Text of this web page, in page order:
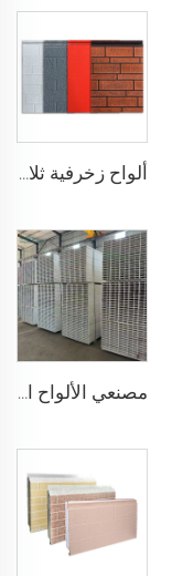
ألواح زخرفية ثلاثية الأبعاد من الرغوة البوليميرية لجدار المنزل الخارجي للمباني المركبة لإعادة تأهيل المنزل
مصنعي الألواح النظيفة آلية الألواح المجوفة من المغنيسيوم مقاومة للنار لورش العمل المعقمة ومصانع الأغذية